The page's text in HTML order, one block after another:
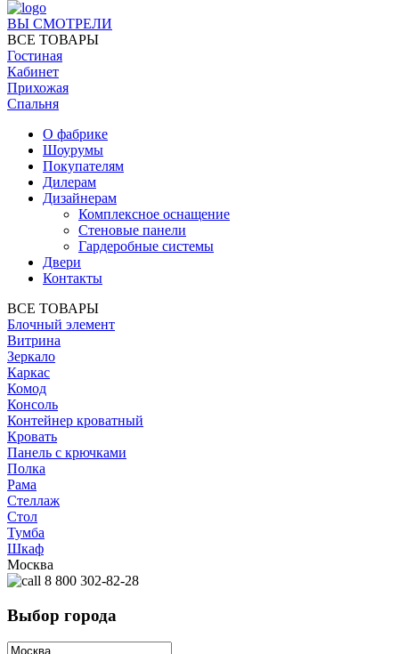
ВЫ СМОТРЕЛИ
ВСЕ ТОВАРЫ
Гостиная
Кабинет
Прихожая
Спальня
О фабрике
Шоурумы
Покупателям
Дилерам
Дизайнерам
Комплексное оснащение
Стеновые панели
Гардеробные системы
Двери
Контакты
ВСЕ ТОВАРЫ
Блочный элемент
Витрина
Зеркало
Каркас
Комод
Консоль
Контейнер кроватный
Кровать
Панель с крючками
Полка
Рама
Стеллаж
Стол
Тумба
Шкаф
Москва
8 800 302-82-28
Выбор города